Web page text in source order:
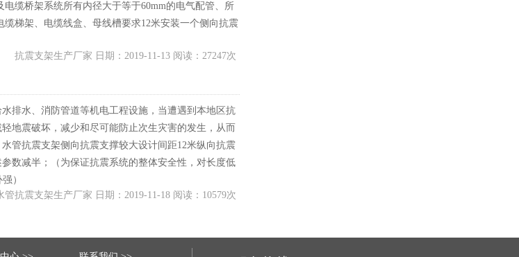
缆桥架系统所有内径大于等于60mm的电气配管、所
缆梯架、电缆线盒、母线槽要求12米安装一个侧向抗震
抗震支架生产厂家 日期：2019-11-13 阅读：27247次
排水、消防管道等机电工程设施，当遭遇到本地区抗
地震破坏，减少和尽可能防止次生灾害的发生，从而
管抗震支架侧向抗震支撑较大设计间距12米纵向抗震
数减半；（为保证抗震系统的整体安全性，对长度低
）
管抗震支架生产厂家 日期：2019-11-18 阅读：10579次